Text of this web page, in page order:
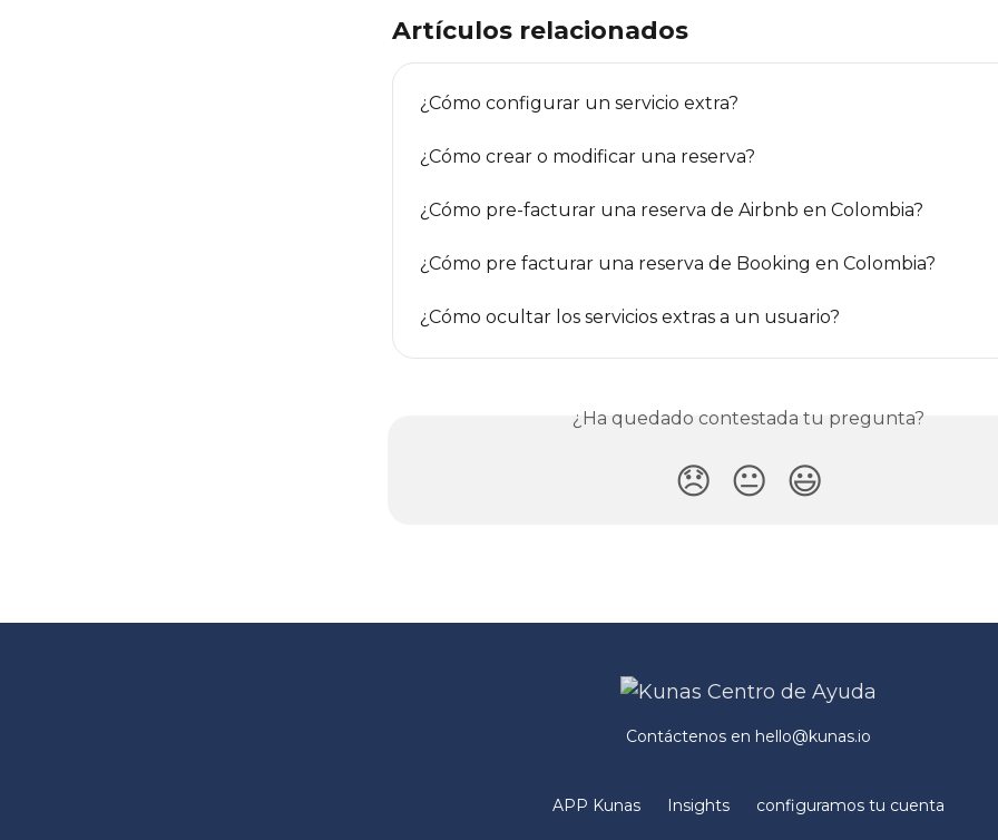
Artículos relacionados
¿Cómo configurar un servicio extra?
¿Cómo crear o modificar una reserva?
¿Cómo pre-facturar una reserva de Airbnb en Colombia?
¿Cómo pre facturar una reserva de Booking en Colombia?
¿Cómo ocultar los servicios extras a un usuario?
¿Ha quedado contestada tu pregunta?
😞 😐 😃
Contáctenos en hello@kunas.io
APP Kunas Insights configuramos tu cuenta